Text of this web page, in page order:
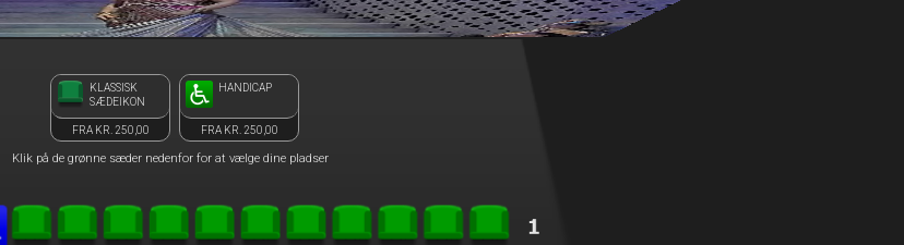
KLASSISK
SÆDEIKON
FRA KR. 250,00
HANDICAP
FRA KR. 250,00
Klik på de grønne sæder nedenfor for at vælge dine pladser